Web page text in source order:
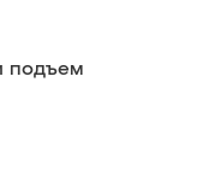
подъем